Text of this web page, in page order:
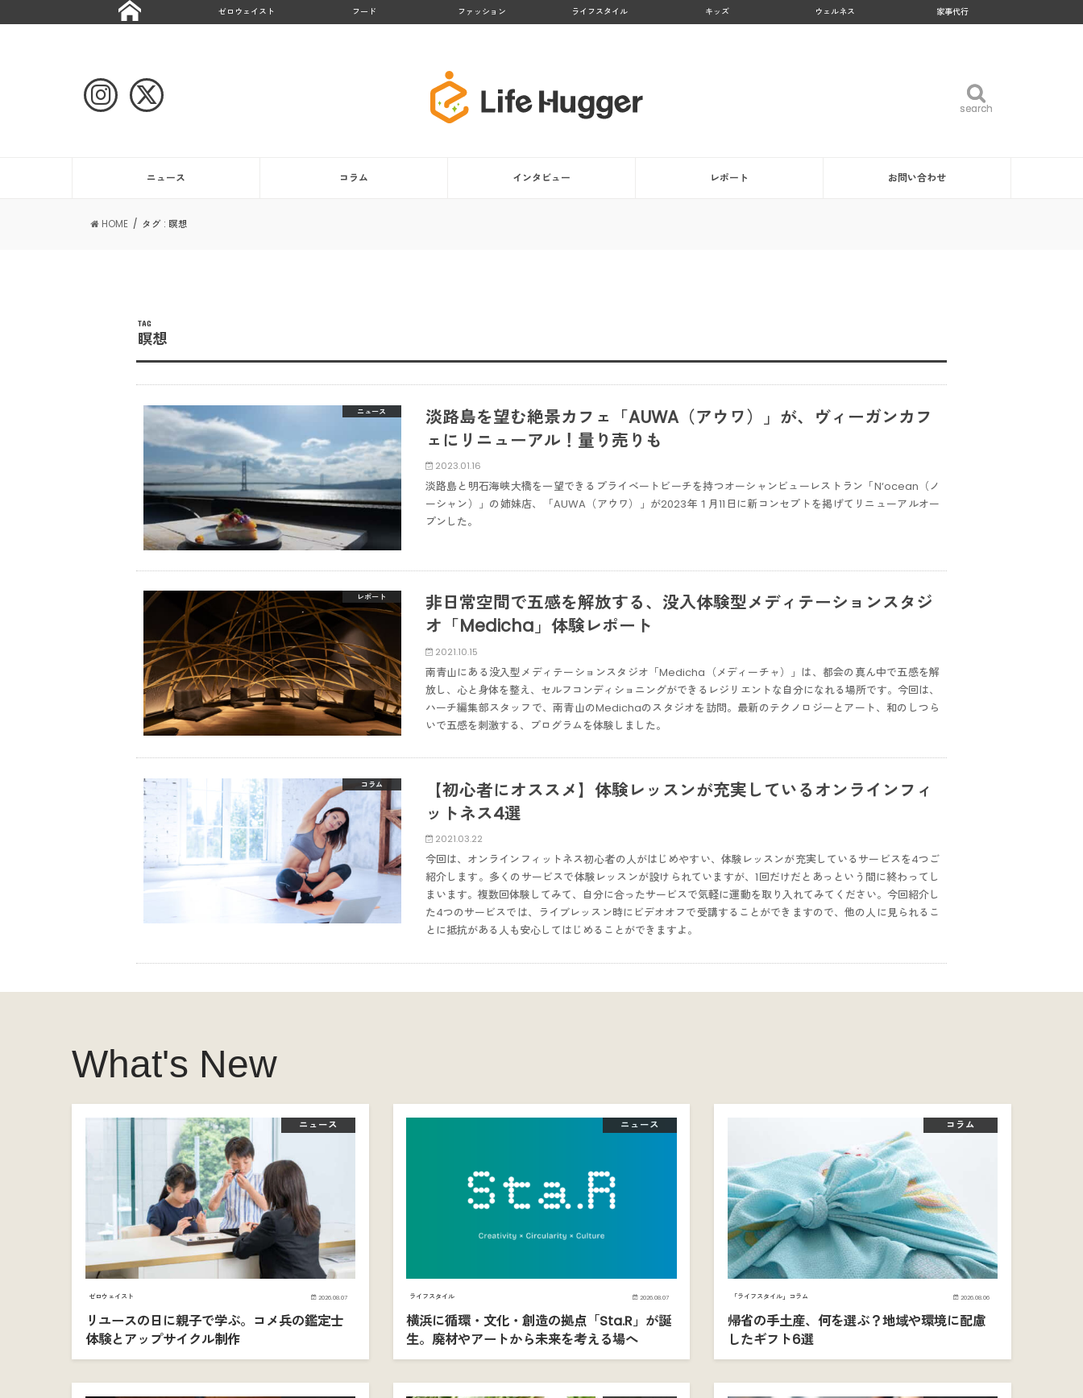
ゼロウェイスト フード ファッション ライフスタイル キッズ ウェルネス 家事代行
search
search
ニュース コラム インタビュー レポート お問い合わせ
HOME タグ : 瞑想
TAG
瞑想
ニュース
淡路島を望む絶景カフェ「AUWA（アウワ）」が、ヴィーガンカフ
ェにリニューアル！量り売りも
2023.01.16
淡路島と明石海峡大橋を一望できるプライベートビーチを持つオーシャンビューレストラン「N‘ocean（ノ
ーシャン）」の姉妹店、「AUWA（アウワ）」が2023年１月11日に新コンセプトを掲げてリニューアルオー
プンした。
レポート
非日常空間で五感を解放する、没入体験型メディテーションスタジ
オ「Medicha」体験レポート
2021.10.15
南青山にある没入型メディテーションスタジオ「Medicha（メディーチャ）」は、都会の真ん中で五感を解
放し、心と身体を整え、セルフコンディショニングができるレジリエントな自分になれる場所です。今回は、
ハーチ編集部スタッフで、南青山のMedichaのスタジオを訪問。最新のテクノロジーとアート、和のしつら
いで五感を刺激する、プログラムを体験しました。
コラム
【初心者にオススメ】体験レッスンが充実しているオンラインフィ
ットネス4選
2021.03.22
今回は、オンラインフィットネス初心者の人がはじめやすい、体験レッスンが充実しているサービスを4つご
紹介します。多くのサービスで体験レッスンが設けられていますが、1回だけだとあっという間に終わってし
まいます。複数回体験してみて、自分に合ったサービスで気軽に運動を取り入れてみてください。今回紹介し
た4つのサービスでは、ライブレッスン時にビデオオフで受講することができますので、他の人に見られるこ
とに抵抗がある人も安心してはじめることができますよ。
What's New
ニュース
ゼロウェイスト 2026.08.07
リユースの日に親子で学ぶ。コメ兵の鑑定士
体験とアップサイクル制作
ニュース
ライフスタイル 2026.08.07
横浜に循環・文化・創造の拠点「Sta.R」が誕
生。廃材やアートから未来を考える場へ
コラム
「ライフスタイル」コラム 2026.08.06
帰省の手土産、何を選ぶ？地域や環境に配慮
したギフト6選